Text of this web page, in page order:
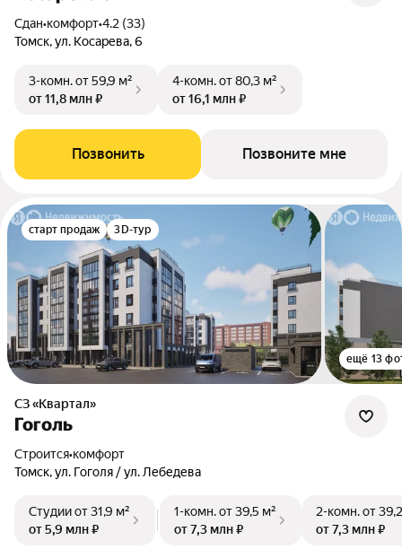
Сдан•комфорт•4.2 (33)
Томск, ул. Косарева, 6
3-комн.от 59,9 м²
от 11,8 млн ₽
4-комн.от 80,3 м²
от 16,1 млн ₽
Позвонить Позвоните мне
старт продаж 3D-тур
ещё 13
СЗ «Квартал»
Гоголь
Строится•комфорт
Томск, ул. Гоголя / ул. Лебедева
Студииот 31,9 м²
от 5,9 млн ₽
1-комн.от 39,5 м²
от 7,3 млн ₽
2-комн.от
от 7,3 млн ₽